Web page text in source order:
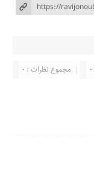
مجموع نظرات : 0